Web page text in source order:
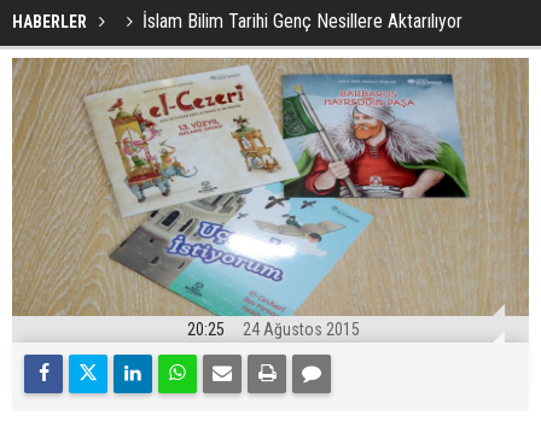
HABERLER İslam Bilim Tarihi Genç Nesillere Aktarılıyor
20:25 24 Ağustos 2015